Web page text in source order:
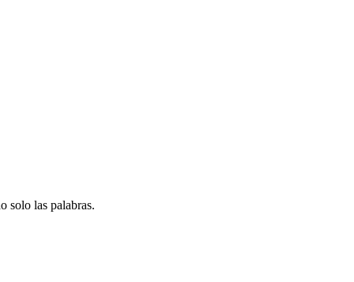
solo las palabras.